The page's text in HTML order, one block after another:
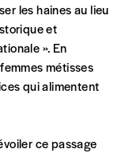
les haines au lieu
et
». En
métisses
qui alimentent
ce passage